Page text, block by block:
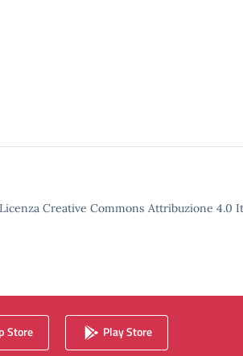
Creative Commons Attribuzione 4.0
Store Play Store